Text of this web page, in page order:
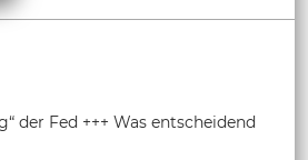
der Fed +++ Was entscheidend